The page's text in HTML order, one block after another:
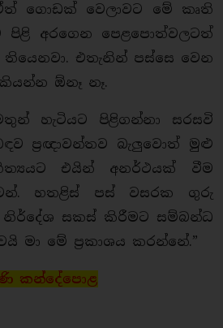
ගොඩක් වෙලාවට මේ කෘති
පිළි අරගෙන පෙළපොත්වලටත්
එතැනින් පස්සෙ වෙන
ඕනෑ නෑ.
හැටියට පිළිගන්නා සරසවි
ප්‍රඥාවන්තව බැලුවොත් මුළු
එයින් අනර්ථයක් වීම
හතළිස් පස් වසරක ගුරු
සකස් කිරීමට සම්බන්ධ
මා මේ ප්‍රකාශය කරන්නේ.”
කන්දේපොළ